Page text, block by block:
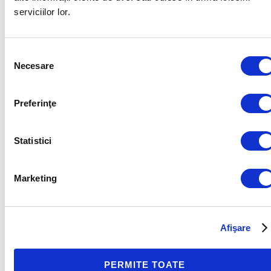
serviciilor lor.
consimțământului
Necesare
Preferinţe
Statistici
Marketing
Afişare
PERMITE TOATE
MOTIVATIA OPTIMA DETERMINA